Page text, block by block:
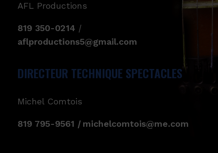
AFL Productions
819 350-0214 |
aflproductions5@gmail.com
DIRECTEUR TECHNIQUE SPECTACLES
Michel Comtois
819 795-9561 | michelcomtois@me.com